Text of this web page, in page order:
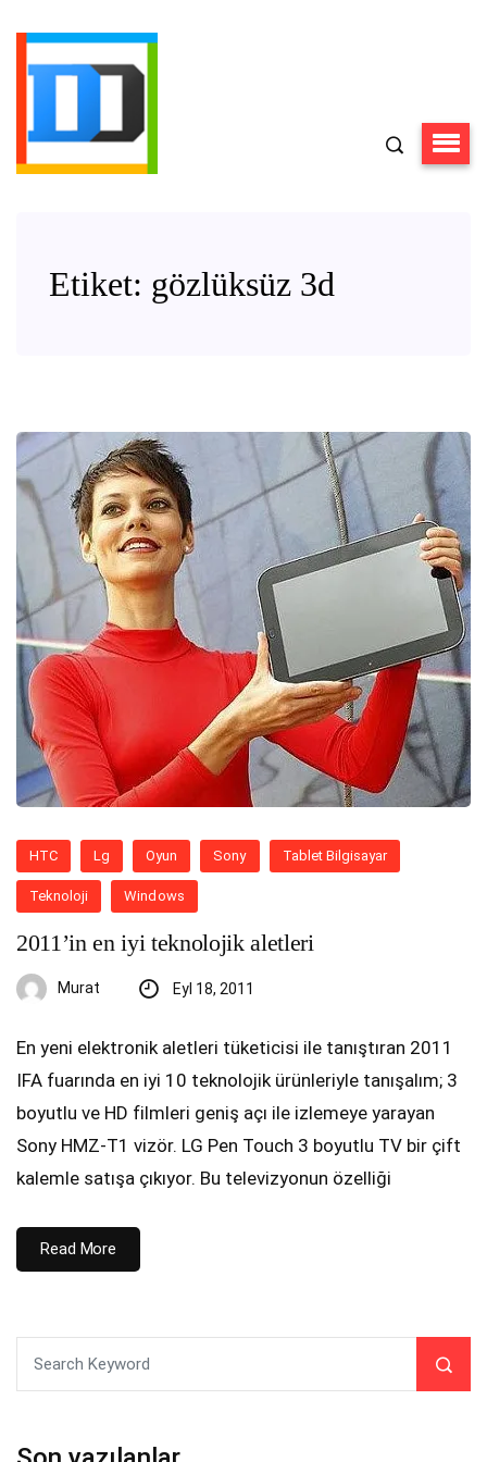
Etiket: gözlüksüz 3d
HTC Lg Oyun Sony Tablet Bilgisayar
Teknoloji Windows
2011’in en iyi teknolojik aletleri
Murat Eyl 18, 2011
En yeni elektronik aletleri tüketicisi ile tanıştıran 2011
IFA fuarında en iyi 10 teknolojik ürünleriyle tanışalım; 3
boyutlu ve HD filmleri geniş açı ile izlemeye yarayan
Sony HMZ-T1 vizör. LG Pen Touch 3 boyutlu TV bir çift
kalemle satışa çıkıyor. Bu televizyonun özelliği
Read More